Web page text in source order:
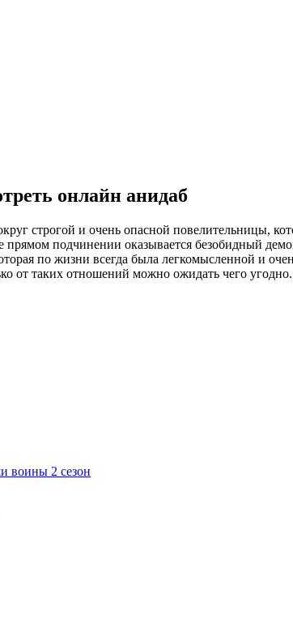
онлайн анидаб
строгой и очень опасной повелительницы,
подчинении оказывается безобидный
по жизни всегда была легкомысленной и
от таких отношений можно ожидать чего угодно.
воины 2 сезон